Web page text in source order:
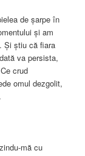
de șarpe în
și am
Și știu că fiara
va persista,
crud
omul dezgolit,
mă cu